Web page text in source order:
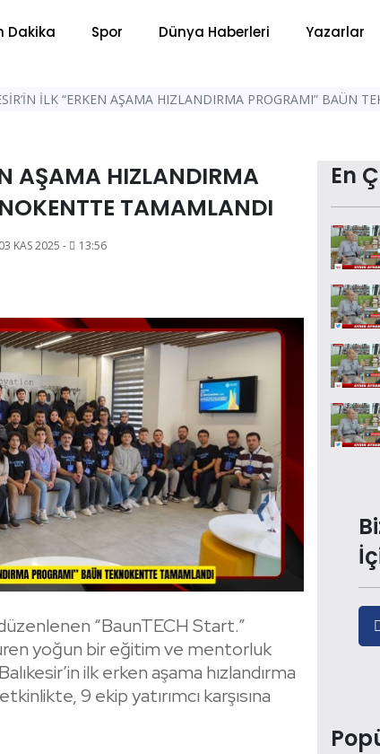
Dakika Spor Dünya Haberleri Yazarlar
İLK “ERKEN AŞAMA HIZLANDIRMA PROGRAMI” BAÜN
AŞAMA HIZLANDIRMA
TAMAMLANDI
03 KAS 2025 - 13:56
“BaunTECH Start.”
yoğun bir eğitim ve mentorluk
ilk erken aşama hızlandırma
9 ekip yatırımcı karşısına
En